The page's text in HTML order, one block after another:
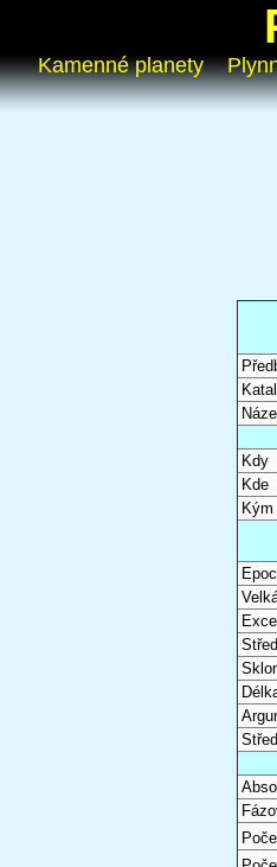
Kamenné planety
Kdy
Kde
Kým